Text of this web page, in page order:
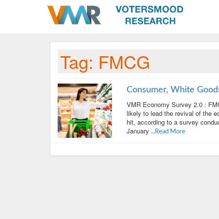
Tag: FMCG
Consumer, White
VMR Economy Survey 2.0 :
likely to lead the revival of the
hit, according to a survey
January ...Read More